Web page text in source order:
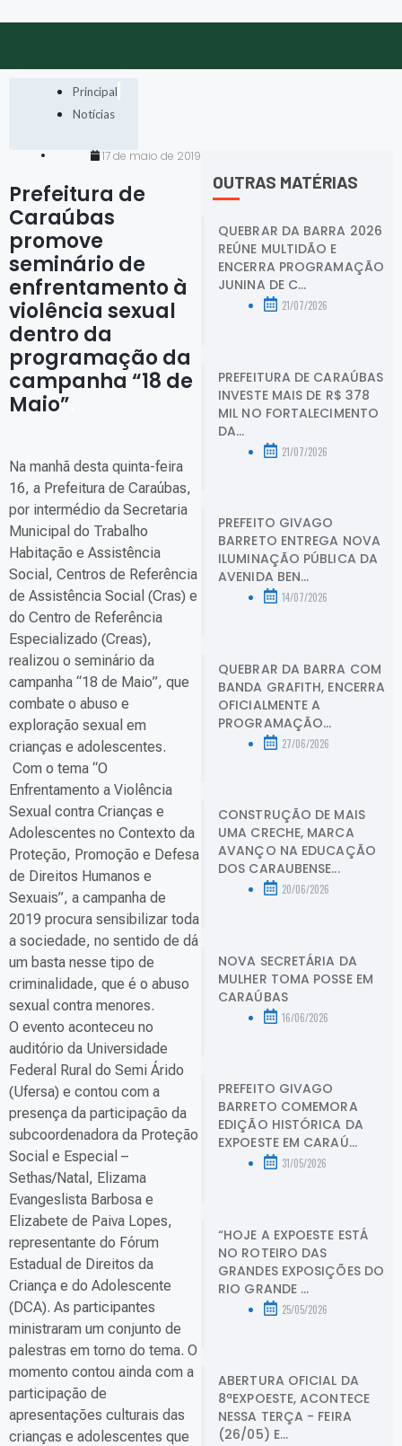
Principal
Notícias
17 de maio de 2019
Prefeitura de
Caraúbas
promove
seminário de
enfrentamento à
violência sexual
dentro da
programação da
campanha “18 de
Maio”
Na manhã desta quinta-feira
16, a Prefeitura de Caraúbas,
por intermédio da Secretaria
Municipal do Trabalho
Habitação e Assistência
Social, Centros de Referência
de Assistência Social (Cras) e
do Centro de Referência
Especializado (Creas),
realizou o seminário da
campanha “18 de Maio”, que
combate o abuso e
exploração sexual em
crianças e adolescentes.
Com o tema “O
Enfrentamento a Violência
Sexual contra Crianças e
Adolescentes no Contexto da
Proteção, Promoção e Defesa
de Direitos Humanos e
Sexuais”, a campanha de
2019 procura sensibilizar toda
a sociedade, no sentido de dá
um basta nesse tipo de
criminalidade, que é o abuso
sexual contra menores.
O evento aconteceu no
auditório da Universidade
Federal Rural do Semi Árido
(Ufersa) e contou com a
presença da participação da
subcoordenadora da Proteção
Social e Especial –
Sethas/Natal, Elizama
Evangeslista Barbosa e
Elizabete de Paiva Lopes,
representante do Fórum
Estadual de Direitos da
Criança e do Adolescente
(DCA). As participantes
ministraram um conjunto de
palestras em torno do tema. O
momento contou ainda com a
participação de
apresentações culturais das
crianças e adolescentes que
OUTRAS MATÉRIAS
QUEBRAR DA BARRA 2026
REÚNE MULTIDÃO E
ENCERRA PROGRAMAÇÃO
JUNINA DE C...
21/07/2026
PREFEITURA DE CARAÚBAS
INVESTE MAIS DE R$ 378
MIL NO FORTALECIMENTO
DA...
21/07/2026
PREFEITO GIVAGO
BARRETO ENTREGA NOVA
ILUMINAÇÃO PÚBLICA DA
AVENIDA BEN...
14/07/2026
QUEBRAR DA BARRA COM
BANDA GRAFITH, ENCERRA
OFICIALMENTE A
PROGRAMAÇÃO...
27/06/2026
CONSTRUÇÃO DE MAIS
UMA CRECHE, MARCA
AVANÇO NA EDUCAÇÃO
DOS CARAUBENSE...
20/06/2026
NOVA SECRETÁRIA DA
MULHER TOMA POSSE EM
CARAÚBAS
16/06/2026
PREFEITO GIVAGO
BARRETO COMEMORA
EDIÇÃO HISTÓRICA DA
EXPOESTE EM CARAÚ...
31/05/2026
“HOJE A EXPOESTE ESTÁ
NO ROTEIRO DAS
GRANDES EXPOSIÇÕES DO
RIO GRANDE ...
25/05/2026
ABERTURA OFICIAL DA
8ªEXPOESTE, ACONTECE
NESSA TERÇA - FEIRA
(26/05) E...